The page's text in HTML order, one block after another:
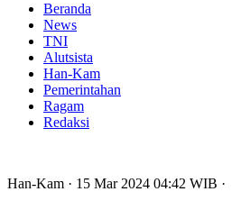
Beranda
News
TNI
Alutsista
Han-Kam
Pemerintahan
Ragam
Redaksi
Han-Kam · 15 Mar 2024 04:42 WIB ·